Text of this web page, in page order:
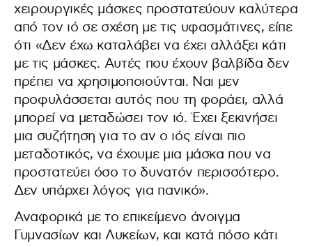
χειρουργικές μάσκες προστατεύουν καλύτερα
από τον ιό σε σχέση με τις υφασμάτινες, είπε
ότι «Δεν έχω καταλάβει να έχει αλλάξει κάτι
με τις μάσκες. Αυτές που έχουν βαλβίδα δεν
πρέπει να χρησιμοποιούνται. Ναι μεν
προφυλάσσεται αυτός που τη φοράει, αλλά
μπορεί να μεταδώσει τον ιό. Έχει ξεκινήσει
μια συζήτηση για το αν ο ιός είναι πιο
μεταδοτικός, να έχουμε μια μάσκα που να
προστατεύει όσο το δυνατόν περισσότερο.
Δεν υπάρχει λόγος για πανικό».
Αναφορικά με το επικείμενο άνοιγμα
Γυμνασίων και Λυκείων, και κατά πόσο κάτι